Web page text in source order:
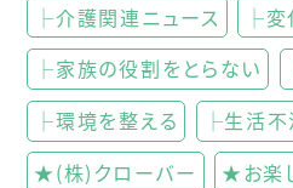
├介護関連ニュース
├変
├家族の役割をとらない
├環境を整える
├生活不
★(株)クローバー
★お楽